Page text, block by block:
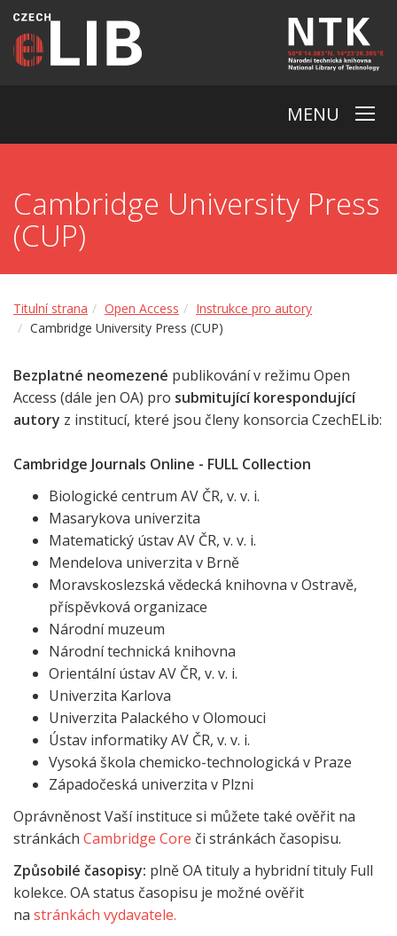
MENU
Cambridge University Press
(CUP)
Titulní strana Open Access
Instrukce pro autory
Cambridge University Press (CUP)
Bezplatné neomezené publikování v režimu Open
Access (dále jen OA) pro submitující korespondující
autory z institucí, které jsou členy konsorcia CzechELib:
Cambridge Journals Online - FULL Collection
Biologické centrum AV ČR, v. v. i.
Masarykova univerzita
Matematický ústav AV ČR, v. v. i.
Mendelova univerzita v Brně
Moravskoslezská vědecká knihovna v Ostravě,
příspěvková organizace
Národní muzeum
Národní technická knihovna
Orientální ústav AV ČR, v. v. i.
Univerzita Karlova
Univerzita Palackého v Olomouci
Ústav informatiky AV ČR, v. v. i.
Vysoká škola chemicko-technologická v Praze
Západočeská univerzita v Plzni
Oprávněnost Vaší instituce si můžete také ověřit na
stránkách Cambridge Core či stránkách časopisu.
Způsobilé časopisy: plně OA tituly a hybridní tituly Full
kolekce. OA status časopisu je možné ověřit
na stránkách vydavatele.